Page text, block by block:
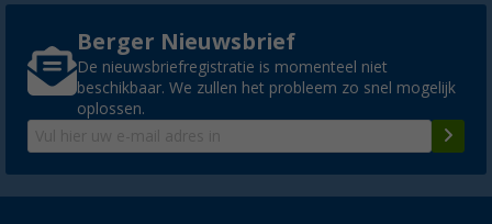
Berger Nieuwsbrief
De nieuwsbriefregistratie is momenteel niet
beschikbaar. We zullen het probleem zo snel mogelijk
oplossen.